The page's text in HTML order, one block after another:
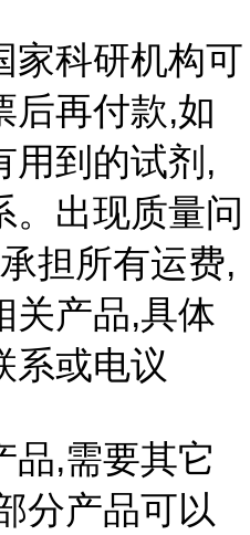
家科研机构可
后再付款,如
用到的试剂,
。出现质量问
担所有运费,
关产品,具体
系或电议
品,需要其它
分产品可以